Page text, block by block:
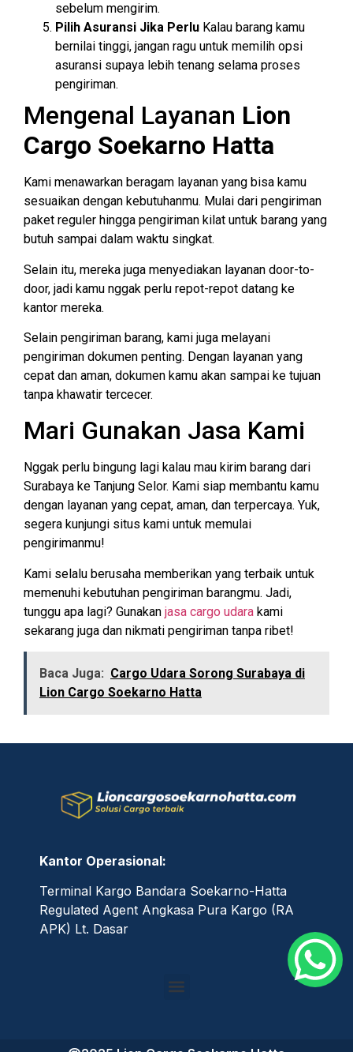
sebelum mengirim.
Pilih Asuransi Jika Perlu Kalau barang kamu
bernilai tinggi, jangan ragu untuk memilih opsi
asuransi supaya lebih tenang selama proses
pengiriman.
Mengenal Layanan Lion
Cargo Soekarno Hatta
Kami menawarkan beragam layanan yang bisa kamu
sesuaikan dengan kebutuhanmu. Mulai dari pengiriman
paket reguler hingga pengiriman kilat untuk barang yang
butuh sampai dalam waktu singkat.
Selain itu, mereka juga menyediakan layanan door-to-
door, jadi kamu nggak perlu repot-repot datang ke
kantor mereka.
Selain pengiriman barang, kami juga melayani
pengiriman dokumen penting. Dengan layanan yang
cepat dan aman, dokumen kamu akan sampai ke tujuan
tanpa khawatir tercecer.
Mari Gunakan Jasa Kami
Nggak perlu bingung lagi kalau mau kirim barang dari
Surabaya ke Tanjung Selor. Kami siap membantu kamu
dengan layanan yang cepat, aman, dan terpercaya. Yuk,
segera kunjungi situs kami untuk memulai
pengirimanmu!
Kami selalu berusaha memberikan yang terbaik untuk
memenuhi kebutuhan pengiriman barangmu. Jadi,
tunggu apa lagi? Gunakan jasa cargo udara kami
sekarang juga dan nikmati pengiriman tanpa ribet!
Baca Juga: Cargo Udara Sorong Surabaya di
Lion Cargo Soekarno Hatta
Kantor Operasional:
Terminal Kargo Bandara Soekarno-Hatta
Regulated Agent Angkasa Pura Kargo (RA
APK) Lt. Dasar